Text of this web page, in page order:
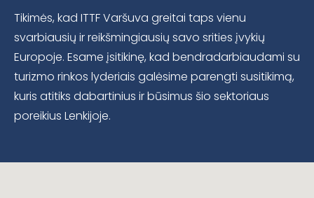
Tikimės, kad ITTF Varšuva greitai taps vienu
svarbiausių ir reikšmingiausių savo srities įvykių
Europoje. Esame įsitikinę, kad bendradarbiaudami su
turizmo rinkos lyderiais galėsime parengti susitikimą,
kuris atitiks dabartinius ir būsimus šio sektoriaus
poreikius Lenkijoje.